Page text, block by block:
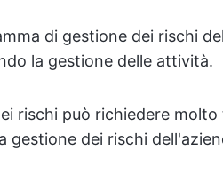
di gestione dei rischi
la gestione delle attività.
rischi può richiedere
dei rischi